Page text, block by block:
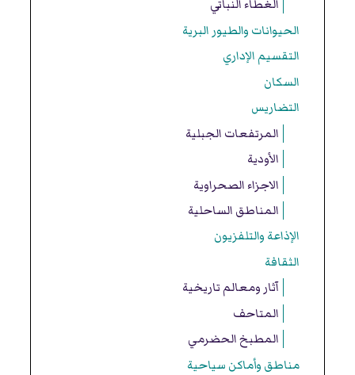
الغطاء النباتي
الحيوانات والطيور البرية
التقسيم الإداري
السكان
التضاريس
المرتفعات الجبلية
الأودية
الاجزاء الصحراوية
المناطق الساحلية
الإذاعة والتلفزيون
الثقافة
آثار ومعالم تاريخية
المتاحف
المطبخ الحضرمي
مناطق وأماكن سياحية